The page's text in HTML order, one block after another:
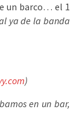
un barco… el 1
ya de la banda
)
en un bar,